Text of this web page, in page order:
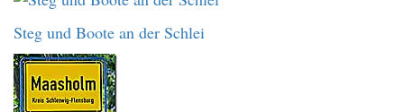
Steg und Boote an der Schlei